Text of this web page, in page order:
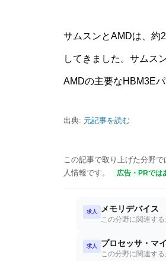
サムスンとAMDは、約
してきました。サムス
AMDの主要なHBM3E
出典: 元記事を読む
この記事で取り上げた分野で
人情報です。
広告・PRでは
求人 メモリデバイス
この分野に関連す
求人 プロセッサ・マ
この分野に関連す